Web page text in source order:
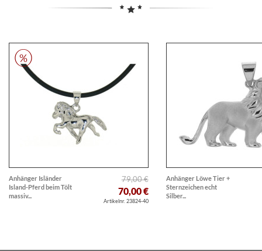
Anhänger Isländer
Island-Pferd beim Tölt
massiv...
79,00 €
70,00 €
Artikelnr. 23824-40
Anhänger Löwe Tier +
Sternzeichen echt
Silber...